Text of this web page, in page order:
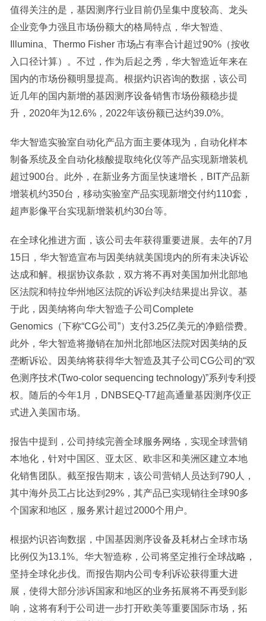
值得关注的是，基因测序行业目前仍呈集中度较高、龙头
企业竞争力强且市场份额大的格局特点，华大智造、
Illumina、Thermo Fisher 市场占有率合计超过90%（按收
入口径计算）。不过，作为后起之秀，华大智造近年来在
国内的市场份额明显提高。根据灼识咨询的数据，该公司
近几年的国内新增的基因测序设备销售市场份额稳步提
升，2020年为12.6%，2022年该份额已达约39.0%。
华大智造实验室自动化产品方面主要体现为，自动化样本
制备系统及全自动化核酸提取纯化仪等产品实现新增装机
超过900台。此外，在新业务方面呈快速增长，BIT产品新
增装机约350台，移动实验室产品实现新增交付约110套，
超声影像平台实现新增装机约30台等。
在全球化推进方面，该公司去年获得重要进展。去年的7月
15日，华大智造宣布与因美纳就美国境内的所有未决诉讼
达成和解。根据协议条款，双方将不再对美国加州北部地
区法院和特拉华州地区法院的诉讼判决结果提出异议。基
于此，因美纳将向华大智造子公司Complete
Genomics（下称“CG公司”）支付3.25亿美元的净赔偿费。
此外，华大智造将撤销在加州北部地区法院对因美纳的反
垄断诉讼。因美纳将获得华大智造及其子公司CG公司的“双
色测序技术(Two-color sequencing technology)”系列专利授
权。随后的今年1月，DNBSEQ-T7超高通量基因测序仪正
式进入美国市场。
报告中提到，公司持续完善全球服务网络，实现全球营销
本地化，针对中国区、亚太区、欧非区和美洲区建立本地
化销售团队。截至报告期末，该公司营销人员达到790人，
其中海外员工占比达到29%，其产品已实现销往全球90多
个国家和地区，服务累计超过2000个用户。
根据灼识咨询数据，中国基因测序设备及耗材占全球市场
比例仅为13.1%。华大智造称，公司将坚定推行全球战略，
坚持全球化步伐。而报告期内公司专利诉讼获得重大进
展，使得大部分涉诉国家和地区的业务拓展将不再受到影
响，这将有利于公司进一步打开欧美等重要国际市场，拓